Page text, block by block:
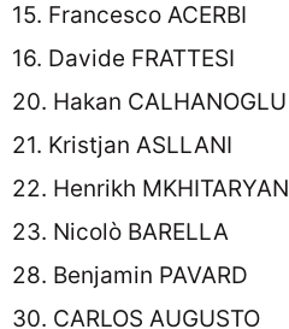
15. Francesco ACERBI
16. Davide FRATTESI
20. Hakan CALHANOGLU
21. Kristjan ASLLANI
22. Henrikh MKHITARYAN
23. Nicolò BARELLA
28. Benjamin PAVARD
30. CARLOS AUGUSTO